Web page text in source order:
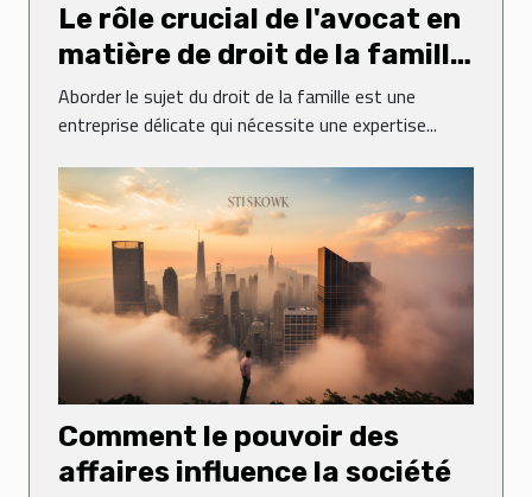
Le rôle crucial de l'avocat en
matière de droit de la famille
: une perspective de l'étude
d'avocats Poitout
Aborder le sujet du droit de la famille est une
entreprise délicate qui nécessite une expertise...
Comment le pouvoir des
affaires influence la société